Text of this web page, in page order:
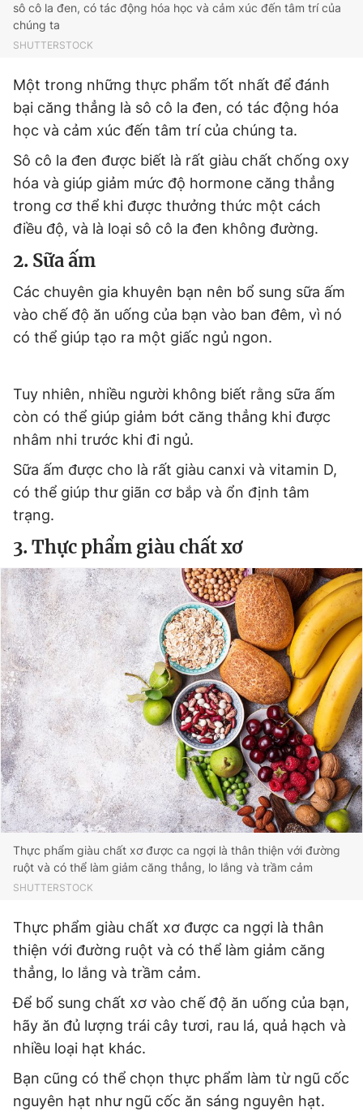
Giấy phép xuất bản số 110/GP - BTTTT cấp ngày 24.3.2020
© 2003-2026 Bản quyền thuộc về Báo Thanh Niên. Cấm sao
chép dưới mọi hình thức nếu không có sự chấp thuận bằng văn
sô cô la đen, có tác động hóa học và cảm xúc đến tâm trí của
chúng ta
SHUTTERSTOCK
Một trong những thực phẩm tốt nhất để đánh
bại căng thẳng là sô cô la đen, có tác động hóa
học và cảm xúc đến tâm trí của chúng ta.
Sô cô la đen được biết là rất giàu chất chống oxy
hóa và giúp giảm mức độ hormone căng thẳng
trong cơ thể khi được thưởng thức một cách
điều độ, và là loại sô cô la đen không đường.
2. Sữa ấm
Các chuyên gia khuyên bạn nên bổ sung sữa ấm
vào chế độ ăn uống của bạn vào ban đêm, vì nó
có thể giúp tạo ra một giấc ngủ ngon.
Tuy nhiên, nhiều người không biết rằng sữa ấm
còn có thể giúp giảm bớt căng thẳng khi được
nhâm nhi trước khi đi ngủ.
Sữa ấm được cho là rất giàu canxi và vitamin D,
có thể giúp thư giãn cơ bắp và ổn định tâm
trạng.
3. Thực phẩm giàu chất xơ
Thực phẩm giàu chất xơ được ca ngợi là thân thiện với đường
ruột và có thể làm giảm căng thẳng, lo lắng và trầm cảm
SHUTTERSTOCK
Thực phẩm giàu chất xơ được ca ngợi là thân
thiện với đường ruột và có thể làm giảm căng
thẳng, lo lắng và trầm cảm.
Để bổ sung chất xơ vào chế độ ăn uống của bạn,
hãy ăn đủ lượng trái cây tươi, rau lá, quả hạch và
nhiều loại hạt khác.
Bạn cũng có thể chọn thực phẩm làm từ ngũ cốc
nguyên hạt như ngũ cốc ăn sáng nguyên hạt.